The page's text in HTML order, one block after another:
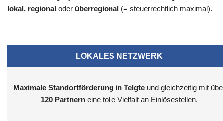
lokal, regional oder überregional (= steuerrechtlich maximal).
LOKALES NETZWERK
Maximale Standortförderung in Telgteund gleichzeitig mit
120 Partnerneine tolle Vielfalt an Einlösestellen.